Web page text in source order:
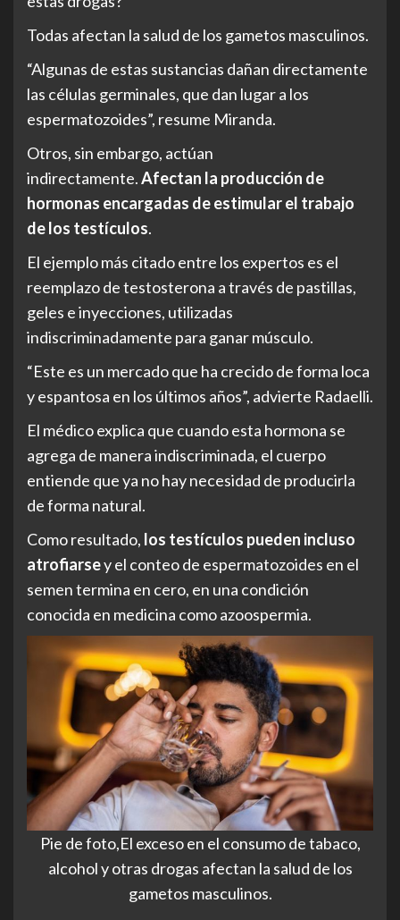
Todas afectan la salud de los gametos masculinos.
“Algunas de estas sustancias dañan directamente
las células germinales, que dan lugar a los
espermatozoides”, resume Miranda.
Otros, sin embargo, actúan
indirectamente.Afectan la producción de
hormonas encargadas de estimular el trabajo
de los testículos.
El ejemplo más citado entre los expertos es el
reemplazo de testosterona a través de pastillas,
geles e inyecciones, utilizadas
indiscriminadamente para ganar músculo.
“Este es un mercado que ha crecido de forma loca
y espantosa en los últimos años”, advierte Radaelli.
El médico explica que cuando esta hormona se
agrega de manera indiscriminada, el cuerpo
entiende que ya no hay necesidad de producirla
de forma natural.
Como resultado, los testículos pueden incluso
atrofiarsey el conteo de espermatozoides en el
semen termina en cero, en una condición
conocida en medicina como azoospermia.
Pie de foto,El exceso en el consumo de tabaco,
alcohol y otras drogas afectan la salud de los
gametos masculinos.